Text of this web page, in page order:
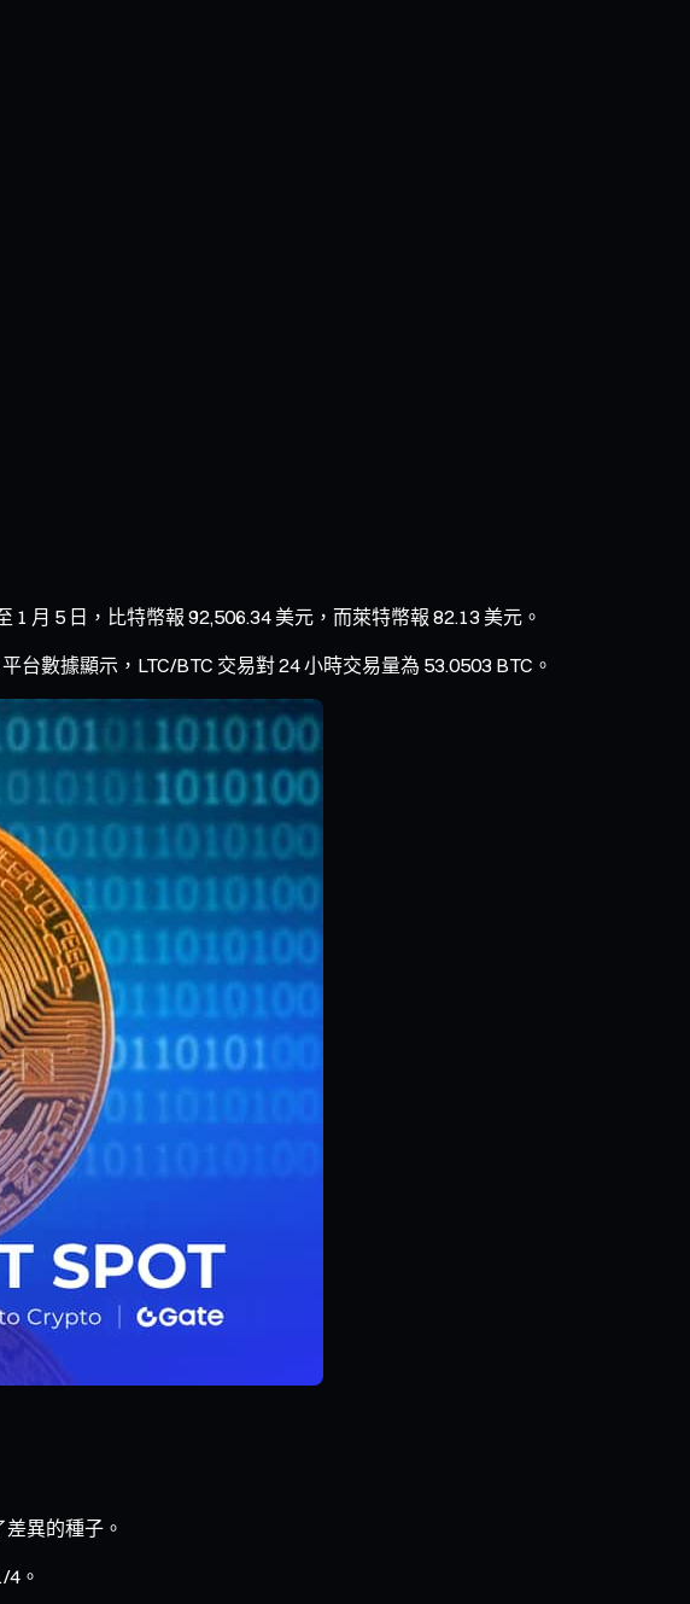
月 5 日，比特幣報 92,506.34 美元，而萊特幣報 82.13 美元。
數據顯示，LTC/BTC 交易對 24 小時交易量為 53.0503 BTC。
異的種子。
。